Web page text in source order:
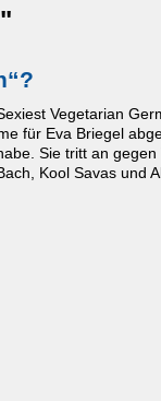
Vegetarian
für Eva Briegel
Sie tritt an gegen
Kool Savas und